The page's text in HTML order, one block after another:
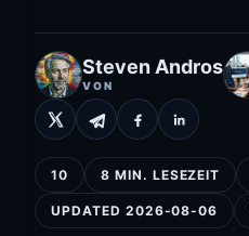
Steven Andros
VON
10 8 MIN. LESEZEIT
UPDATED 2026-08-06